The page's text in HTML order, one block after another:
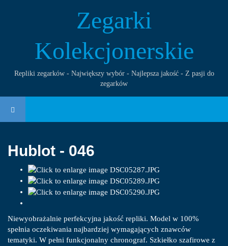
Zegarki
Kolekcjonerskie
Repliki zegarków - Największy wybór - Najlepsza jakość - Z pasji do
zegarków
Hublot - 046
Niewyobrażalnie perfekcyjna jakość repliki. Model w 100%
spełnia oczekiwania najbardziej wymagających znawców
tematyki. W pełni funkcjonalny chronograf. Szkiełko szafirowe z